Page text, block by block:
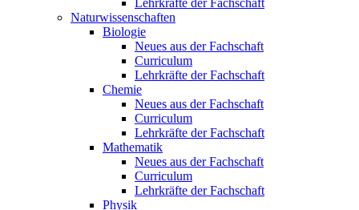
Lehrkräfte der Fachschaft
Naturwissenschaften
Biologie
Neues aus der Fachschaft
Curriculum
Lehrkräfte der Fachschaft
Chemie
Neues aus der Fachschaft
Curriculum
Lehrkräfte der Fachschaft
Mathematik
Neues aus der Fachschaft
Curriculum
Lehrkräfte der Fachschaft
Physik